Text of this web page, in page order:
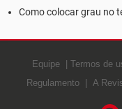
Como colocar grau no
Equipe Termos de
Regulamento
A